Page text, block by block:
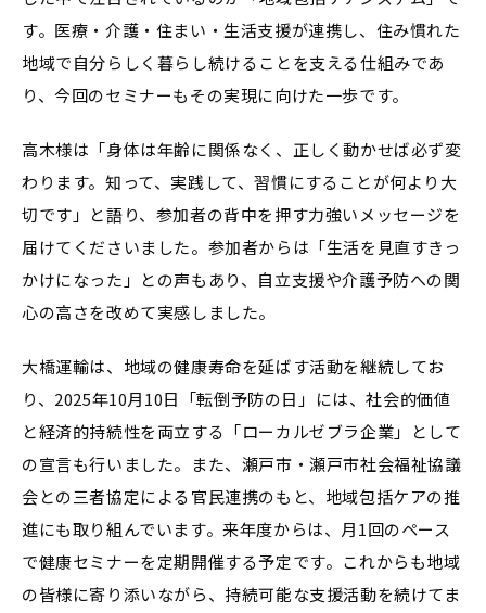
す。医療・介護・住まい・生活支援が連携し、住み慣れた
地域で自分らしく暮らし続けることを支える仕組みであ
り、今回のセミナーもその実現に向けた一歩です。
高木様は「身体は年齢に関係なく、正しく動かせば必ず変
わります。知って、実践して、習慣にすることが何より大
切です」と語り、参加者の背中を押す力強いメッセージを
届けてくださいました。参加者からは「生活を見直すきっ
かけになった」との声もあり、自立支援や介護予防への関
心の高さを改めて実感しました。
大橋運輸は、地域の健康寿命を延ばす活動を継続してお
り、2025年10月10日「転倒予防の日」には、社会的価値
と経済的持続性を両立する「ローカルゼブラ企業」として
の宣言も行いました。また、瀬戸市・瀬戸市社会福祉協議
会との三者協定による官民連携のもと、地域包括ケアの推
進にも取り組んでいます。来年度からは、月1回のペース
で健康セミナーを定期開催する予定です。これからも地域
の皆様に寄り添いながら、持続可能な支援活動を続けてま